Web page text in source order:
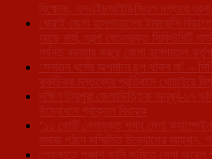
বিক্ষোভ, এনএইচআইডিসিএল দপ্তরে ধরনা
খোয়াই জেলা হাসপাতালের ইমার্জেন্সি
আছে নার্স, স্বল্প বেতনভূক্ত সিকিউরিটি
পর্যন্ত ব্যবহার করছে জেলা হাসপাতাল
‘সনাতন ধর্মের অপমানে চুপ থাকব না’ –
কুরুচিকর মন্তব্যের প্রতিবাদে খোয়াইয়ে
দক্ষিণ ত্রিপুরা জেলাভিত্তিক অনূর্ধ্ব-১৭
উদ্বোধনে প্রাক্তন বিধায়ক
‘১০ কোটি নেশামুক্ত শপথ মেগা
সমাজ গঠনে সম্মিলিত উদ্যোগের আহ্বান,
লেফুঙ্গাতে পঞ্চাশ কানি জমিতে মেগা